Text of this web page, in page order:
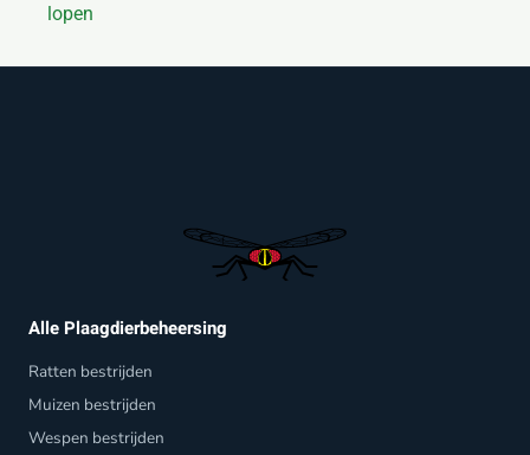
lopen
Alle Plaagdierbeheersing
Ratten bestrijden
Muizen bestrijden
Wespen bestrijden